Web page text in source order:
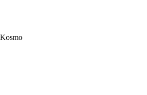
Kosmo